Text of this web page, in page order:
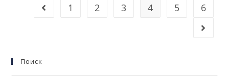
1 2 3 4 5 6
Поиск